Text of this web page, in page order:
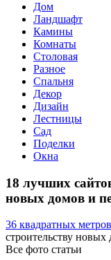
Дом
Ландшафт
Камины
Комнаты
Столовая
Разное
Спальня
Декор
Дизайн
Лестницы
Сад
Поделки
Окна
18 лучших
новых домов и
36 квадратных метров
строительству новых
Все фото статьи